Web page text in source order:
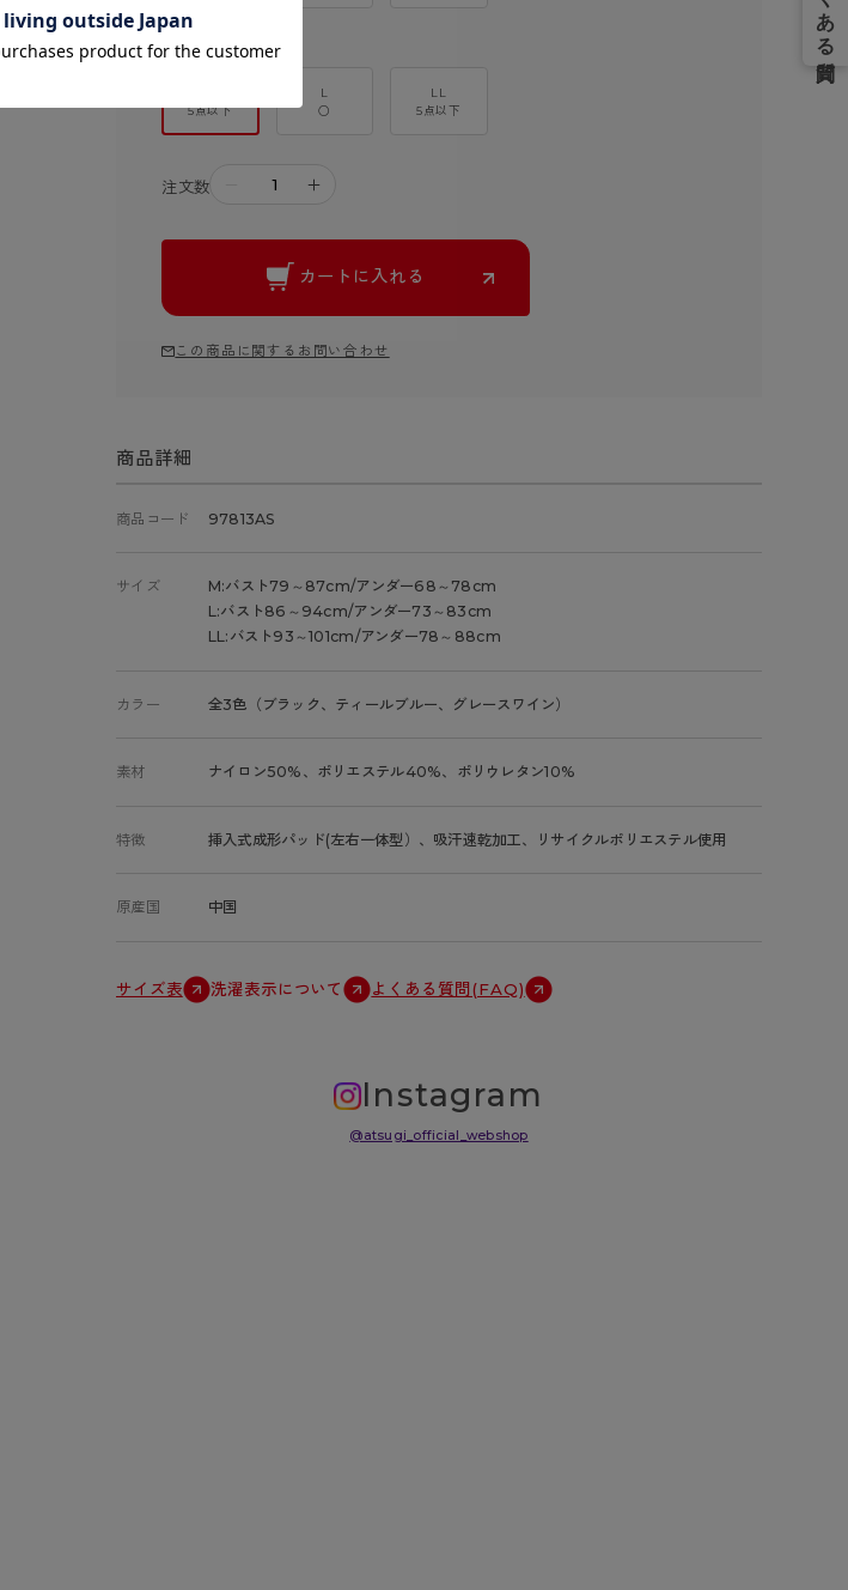
サイズを選ぶ
5点以下
L
○
LL
5点以下
注文数 ＋
カートに入れる
この商品に関するお問い合わせ
商品詳細
商品コード 97813AS
サイズ
M:バスト79～87cm/アンダー68～78cm
L:バスト86～94cm/アンダー73～83cm
LL:バスト93～101cm/アンダー78～88cm
カラー 全3色（ブラック、ティールブルー、グレースワイン）
素材 ナイロン50%、ポリエステル40%、ポリウレタン10%
特徴 挿入式成形パッド(左右一体型）、吸汗速乾加工、リサイクルポリエステル使用
原産国 中国
サイズ表 洗濯表示について よくある質問(FAQ)
Instagram
@atsugi_official_webshop